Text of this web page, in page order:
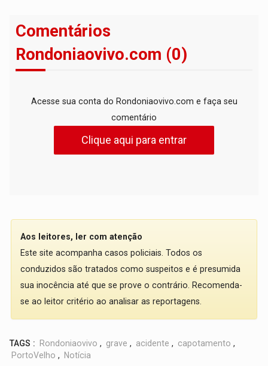
Comentários
Rondoniaovivo.com (0)
Acesse sua conta do Rondoniaovivo.com e faça seu
comentário
Clique aqui para entrar
Aos leitores, ler com atenção
Este site acompanha casos policiais. Todos os
conduzidos são tratados como suspeitos e é presumida
sua inocência até que se prove o contrário. Recomenda-
se ao leitor critério ao analisar as reportagens.
TAGS : Rondoniaovivo , grave , acidente , capotamento ,
PortoVelho , Notícia